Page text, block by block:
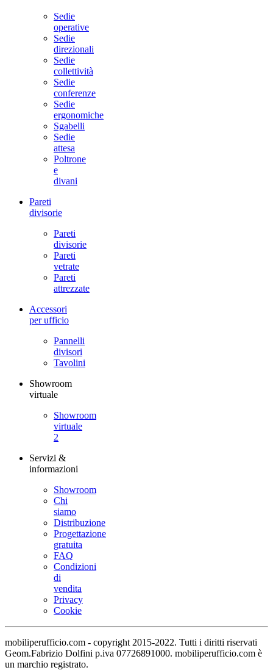
Sedie
operative
Sedie
direzionali
Sedie
collettività
Sedie
conferenze
Sedie
ergonomiche
Sgabelli
Sedie
attesa
Poltrone
e
divani
Pareti
divisorie
Pareti
divisorie
Pareti
vetrate
Pareti
attrezzate
Accessori
per ufficio
Pannelli
divisori
Tavolini
Showroom
virtuale
Showroom
virtuale
2
Servizi &
informazioni
Showroom
Chi
siamo
Distribuzione
Progettazione
gratuita
FAQ
Condizioni
di
vendita
Privacy
Cookie
mobiliperufficio.com - copyright 2015-2022. Tutti i diritti riservati
Geom.Fabrizio Dolfini p.iva 07726891000. mobiliperufficio.com è
un marchio registrato.